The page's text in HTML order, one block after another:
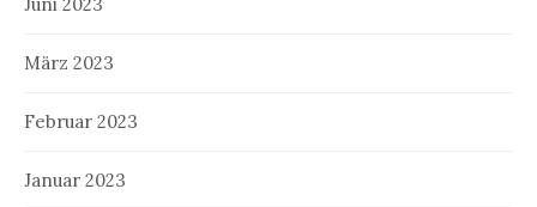
März 2023
Februar 2023
Januar 2023